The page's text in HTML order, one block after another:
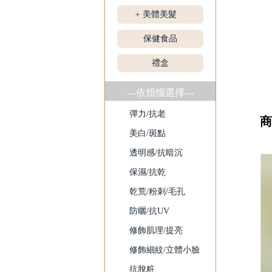
+ 美體美髮
保健食品
禮盒
---依煩惱選擇---
彈力/抗老
美白/斑點
透明感/抗暗沉
保濕/抗乾
乾荒/粉刺/毛孔
防曬/抗UV
修飾肌理/提亮
修飾細紋/立體小臉
抗脫粧